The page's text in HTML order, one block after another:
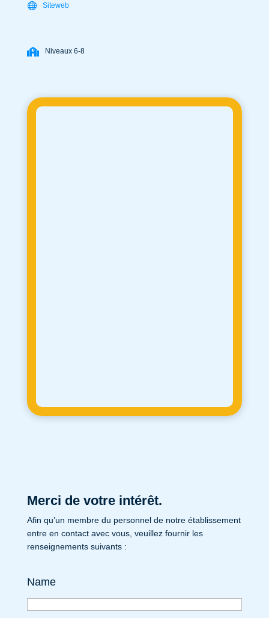
Siteweb
Niveaux 6-8
Merci de votre intérêt.
Afin qu’un membre du personnel de notre établissement
entre en contact avec vous, veuillez fournir les
renseignements suivants :
Name